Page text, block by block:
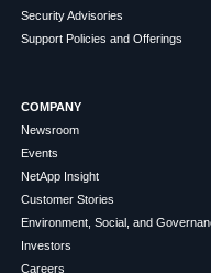
Security Advisories
Support Policies and Offerings
COMPANY
Newsroom
Events
NetApp Insight
Customer Stories
Environment, Social, and
Investors
Careers